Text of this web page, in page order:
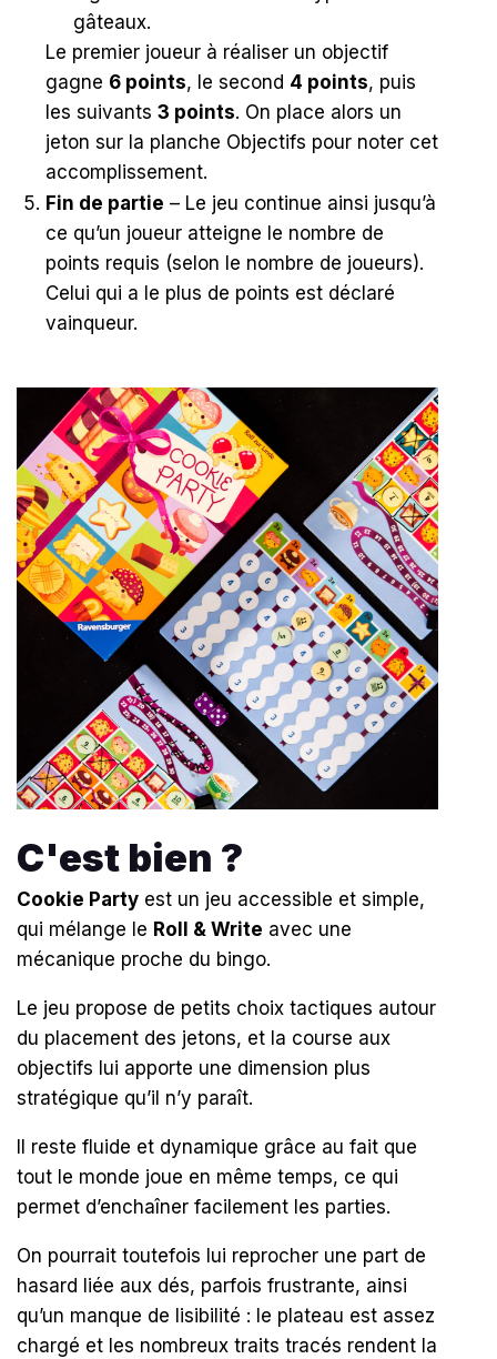
gâteaux.
Le premier joueur à réaliser un objectif
gagne 6 points, le second 4 points, puis
les suivants 3 points. On place alors un
jeton sur la planche Objectifs pour noter cet
accomplissement.
Fin de partie – Le jeu continue ainsi jusqu’à
ce qu’un joueur atteigne le nombre de
points requis (selon le nombre de joueurs).
Celui qui a le plus de points est déclaré
vainqueur.
C'est bien ?
Cookie Party est un jeu accessible et simple,
qui mélange le Roll & Write avec une
mécanique proche du bingo.
Le jeu propose de petits choix tactiques autour
du placement des jetons, et la course aux
objectifs lui apporte une dimension plus
stratégique qu’il n’y paraît.
Il reste fluide et dynamique grâce au fait que
tout le monde joue en même temps, ce qui
permet d’enchaîner facilement les parties.
On pourrait toutefois lui reprocher une part de
hasard liée aux dés, parfois frustrante, ainsi
qu’un manque de lisibilité : le plateau est assez
chargé et les nombreux traits tracés rendent la